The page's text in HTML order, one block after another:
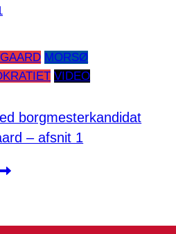
MORSØ
VIDEO
borgmesterkandidat
– afsnit 1